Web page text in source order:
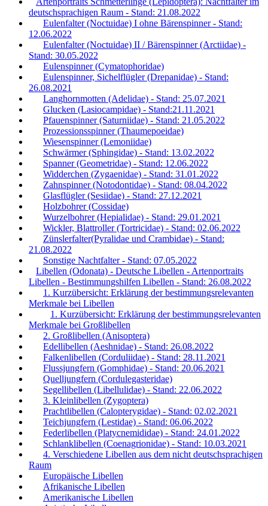
deutschsprachigen Raum - Stand: 21.08.2022
Eulenfalter (Noctuidae) I ohne Bärenspinner - Stand:
12.06.2022
Eulenfalter (Noctuidae) II / Bärenspinner (Arctiidae) -
Stand: 30.05.2022
Eulenspinner (Cymatophoridae)
Eulenspinner, Sichelflügler (Drepanidae) - Stand:
26.08.2021
Langhornmotten (Adelidae) - Stand: 25.07.2021
Glucken (Lasiocampidae) - Stand:21.11.2021
Pfauenspinner (Saturniidae) - Stand: 21.05.2022
Prozessionsspinner (Thaumepoeidae)
Wiesenspinner (Lemoniidae)
Schwärmer (Sphingidae) - Stand: 13.02.2022
Spanner (Geometridae) - Stand: 12.06.2022
Widderchen (Zygaenidae) - Stand: 31.01.2022
Zahnspinner (Notodontidae) - Stand: 08.04.2022
Glasflügler (Sesiidae) - Stand: 27.12.2021
Holzbohrer (Cossidae)
Wurzelbohrer (Hepialidae) - Stand: 29.01.2021
Wickler, Blattroller (Tortricidae) - Stand: 02.06.2022
Zünslerfalter(Pyralidae und Crambidae) - Stand:
21.08.2022
Sonstige Nachtfalter - Stand: 07.05.2022
Libellen (Odonata) - Deutsche Libellen - Artenportraits
Libellen - Bestimmungshilfen Libellen - Stand: 26.08.2022
1. Kurzübersicht: Erklärung der bestimmungsrelevanten
Merkmale bei Libellen
1. Kurzübersicht: Erklärung der bestimmungsrelevanten
Merkmale bei Großlibellen
2. Großlibellen (Anisoptera)
Edellibellen (Aeshnidae) - Stand: 26.08.2022
Falkenlibellen (Corduliidae) - Stand: 28.11.2021
Flussjungfern (Gomphidae) - Stand: 20.06.2021
Quelljungfern (Cordulegasteridae)
Segellibellen (Libellulidae) - Stand: 22.06.2022
3. Kleinlibellen (Zygoptera)
Prachtlibellen (Calopterygidae) - Stand: 02.02.2021
Teichjungfern (Lestidae) - Stand: 06.06.2022
Federlibellen (Platycnemididae) - Stand: 24.01.2022
Schlanklibellen (Coenagrionidae) - Stand: 10.03.2021
4. Verschiedene Libellen aus dem nicht deutschsprachigen
Raum
Europäische Libellen
Afrikanische Libellen
Amerikanische Libellen